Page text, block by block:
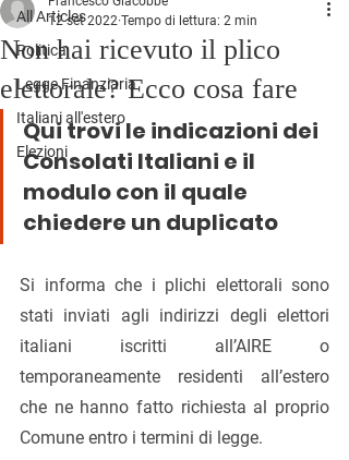
All Articles
Politica
Legge Finanziaria
Italiani all'estero
Elezioni
Non hai ricevuto il plico
elettorale? Ecco cosa fare
12 set 2022 Tempo di lettura: 2 min
Qui trovi le indicazioni dei
Consolati Italiani e il
modulo con il quale
chiedere un duplicato
Si informa che i plichi elettorali sono
stati inviati agli indirizzi degli elettori
italiani iscritti all’AIRE o
temporaneamente residenti all’estero
che ne hanno fatto richiesta al proprio
Comune entro i termini di legge.